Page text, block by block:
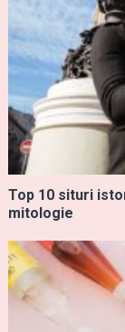
Top 10 situri
mitologie